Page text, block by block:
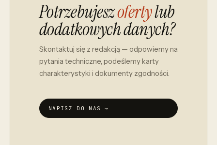
Potrzebujeszofertylub
dodatkowych danych?
Skontaktuj się z redakcją — odpowiemy na
pytania techniczne, podeślemy karty
charakterystyki i dokumenty zgodności.
NAPISZ DO NAS →